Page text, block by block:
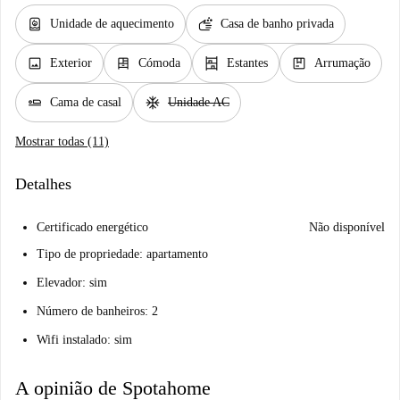
water_heater Unidade de aquecimento soap Casa de banho privada
image Exterior dresser Cómoda shelves Estantes package Arrumação
airline_seat_flat Cama de casal ac_unit Unidade AC
Mostrar todas (11)
Detalhes
Certificado energético
Não disponível
Tipo de propriedade: apartamento
Elevador: sim
Número de banheiros: 2
Wifi instalado: sim
A opinião de Spotahome